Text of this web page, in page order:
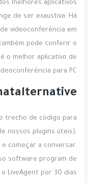
melhores aplicativos
de ser exaustiva. Há
videoconferência em
pode conferir o
o melhor aplicativo de
para PC.
trecho de código para
nossos plugins úteis),
começar a conversar.
software program de
LiveAgent por 30 dias